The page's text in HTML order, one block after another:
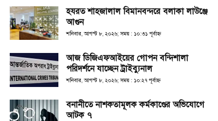
হযরত শাহজালাল বিমানবন্দরে বলাকা লাউঞ্জে
আগুন
শনিবার, আগস্ট ৮, ২০২৬; সময় : ১০:৩১ পূর্বাহ্ণ
আজ ডিজিএফআইয়ের গোপন বন্দিশালা
পরিদর্শনে যাচ্ছেন ট্রাইব্যুনাল
শনিবার, আগস্ট ৮, ২০২৬; সময় : ১০:২৭ পূর্বাহ্ণ
বনানীতে নাশকতামূলক কর্মকাণ্ডের অভিযোগে
আটক ৭